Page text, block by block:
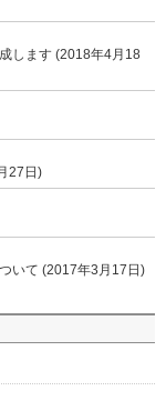
します (2018年4月18
27日)
いて (2017年3月17日)